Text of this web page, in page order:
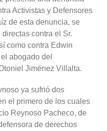
Activistas y Defensores
de esta denuncia, se
contra el Sr.
como contra Edwin
abogado del
Jiménez Villalta.
ya sufrió dos
el primero de los cuales
Reynoso Pacheco, de
de derechos